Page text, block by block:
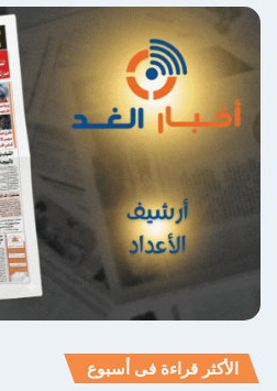
الأكثر قراءة فى أسبوع